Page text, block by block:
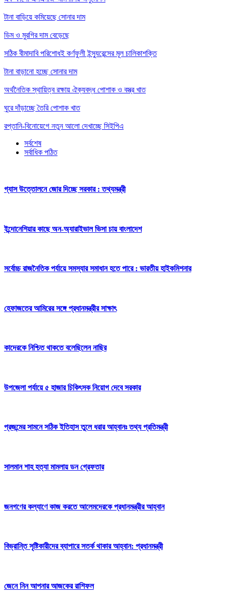
টানা বাড়িয়ে কমিয়েছে সোনার দাম
ডিম ও মুরগির দাম বেড়েছে
সঠিক বীমাদাবি পরিশোধই কর্ণফুলী ইন্স্যুরেন্সের মূল চালিকাশক্তি
টানা বাড়ানো হচ্ছে সোনার দাম
অর্থনৈতিক স্থায়িত্ব রক্ষায় ঐক্যবদ্ধ পোশাক ও বস্ত্র খাত
ঘুরে দাঁড়াচ্ছে তৈরি পোশাক খাত
রপ্তানি-বিনোয়েগে নতুন আলো দেখাচ্ছে সিইপিএ
সর্বশেষ
সর্বাধিক পঠিত
গ্যাস উত্তোলনে জোর দিচ্ছে সরকার : তথ্যমন্ত্রী
ইন্দোনেশিয়ার কাছে অন-অ্যারাইভাল ভিসা চায় বাংলাদেশ
সর্বোচ্চ রাজনৈতিক পর্যায়ে সমস্যার সমাধান হতে পারে : ভারতীয় হাইকমিশনার
হেফাজতের আমিরের সঙ্গে প্রধানমন্ত্রীর সাক্ষাৎ
কাদেরকে নিশ্চিত থাকতে বলেছিলেন নাছির
উপজেলা পর্যায়ে ৫ হাজার চিকিৎসক নিয়োগ দেবে সরকার
প্রজন্মের সামনে সঠিক ইতিহাস তুলে ধরার আহ্বানঃ তথ্য প্রতিমন্ত্রী
সালমান শাহ হত্যা মামলায় ডন গ্রেফতার
জনগণের কল্যাণে কাজ করতে আলেমদেরকে প্রধানমন্ত্রীর আহ্বান
বিভ্রান্তি সৃষ্টিকারীদের ব্যাপারে সতর্ক থাকার আহ্বান: প্রধানমন্ত্রী
জেনে নিন আপনার আজকের রাশিফল